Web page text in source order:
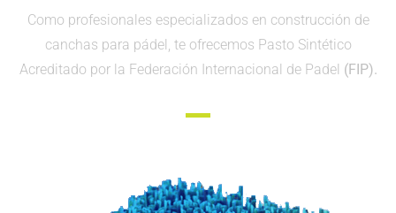
Como profesionales especializados en construcción de
canchas para pádel, te ofrecemos Pasto Sintético
Acreditado por la Federación Internacional de Padel (FIP).